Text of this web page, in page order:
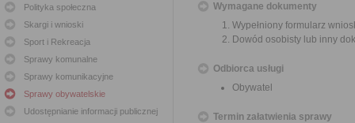
Polityka społeczna
Skargi i wnioski
Sport i Rekreacja
Sprawy komunalne
Sprawy komunikacyjne
Sprawy obywatelskie
Udostępnianie informacji publicznej
Wymagane dokumenty
Wypełniony formularz
Dowód osobisty lub inny
Odbiorca usługi
Obywatel
Termin załatwienia sprawy